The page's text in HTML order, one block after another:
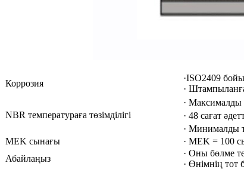
Коррозия
·ISO2409
·
NBR температураға төзімділігі
· Максималды
· 48 сағат
· Минималды
MEK сынағы
· MEK = 100
Абайлаңыз
· Оны бөлме
· Өнімнің